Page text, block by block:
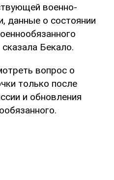
военно-
данные о состоянии
Бекало.
вопрос о
только после
и обновления